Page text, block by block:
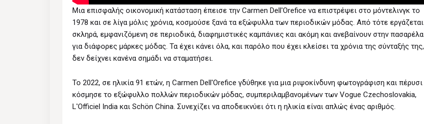
Μια επισφαλής οικονομική κατάσταση έπεισε την Carmen Dell'Orefice να επιστρέψει στο μόντελινγκ το
1978 και σε λίγα μόλις χρόνια, κοσμούσε ξανά τα εξώφυλλα των περιοδικών μόδας. Από τότε εργάζεται
σκληρά, εμφανιζόμενη σε περιοδικά, διαφημιστικές καμπάνιες και ακόμη και ανεβαίνουν στην πασαρέλα
για διάφορες μάρκες μόδας. Τα έχει κάνει όλα, και παρόλο που έχει κλείσει τα χρόνια της σύνταξής της,
δεν δείχνει κανένα σημάδι να σταματήσει.
Το 2022, σε ηλικία 91 ετών, η Carmen Dell'Orefice γδύθηκε για μια ριψοκίνδυνη φωτογράφιση και πέρυσι
κόσμησε το εξώφυλλο πολλών περιοδικών μόδας, συμπεριλαμβανομένων των Vogue Czechoslovakia,
L'Officiel India και Schön China. Συνεχίζει να αποδεικνύει ότι η ηλικία είναι απλώς ένας αριθμός.